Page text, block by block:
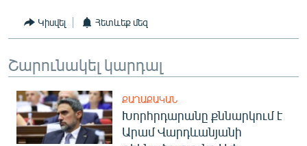
Կիսվել Հետևեք մեզ
Շարունակել կարդալ
ՔԱՂԱՔԱԿԱՆ
Խորհրդարանը քննարկում է
Արամ Վարդևանյանի